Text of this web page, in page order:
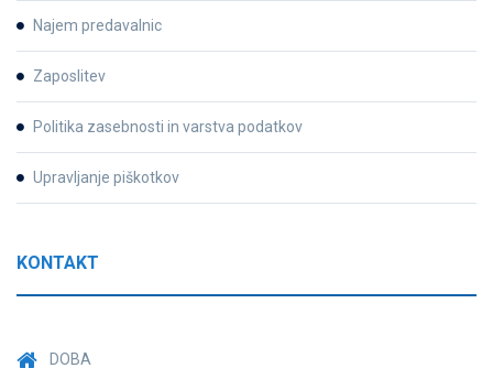
Najem predavalnic
Zaposlitev
Politika zasebnosti in varstva podatkov
Upravljanje piškotkov
KONTAKT
DOBA